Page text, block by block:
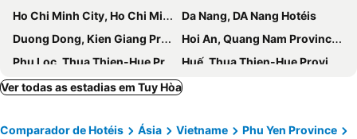
Ho Chi Minh City, Ho Chi Minh Municipality Hotéis
Da Nang, DA Nang Hotéis
Duong Dong, Kien Giang Province Hotéis
Hoi An, Quang Nam Province Hotéis
Phu Loc, Thua Thien-Hue Province Hotéis
Huế, Thua Thien-Hue Province Hotéis
Ninh Bình, Ninh Binh Province Hotéis
Ver todas as estadias em Tuy Hòa
Comparador de Hotéis Ásia Vietname
Phu Yen Province